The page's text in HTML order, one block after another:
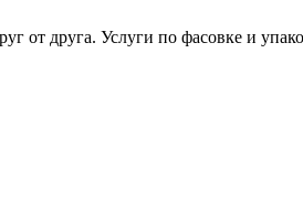
от друга. Услуги по фасовке и